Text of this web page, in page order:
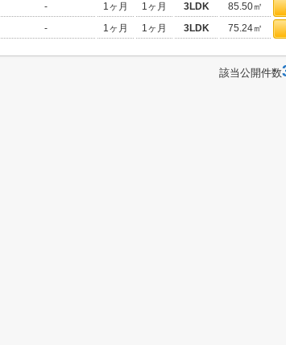
- 1ヶ月 1ヶ月 3LDK 85.50㎡
- 1ヶ月 1ヶ月 3LDK 75.24㎡
該当公開件数